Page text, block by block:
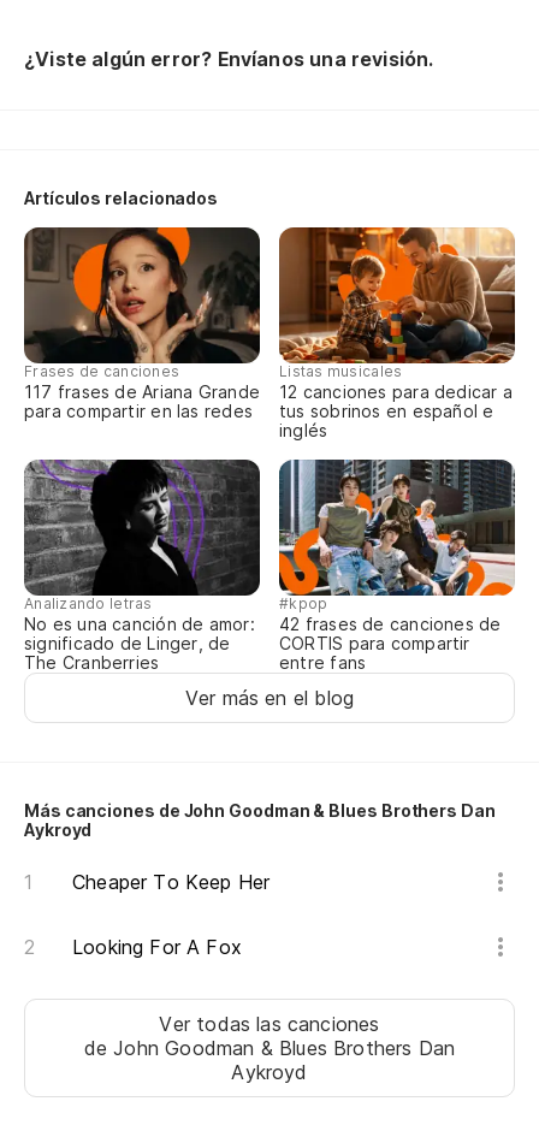
¿Viste algún error? Envíanos una revisión.
Artículos relacionados
Frases de canciones
117 frases de Ariana Grande
para compartir en las redes
Listas musicales
12 canciones para dedicar a
tus sobrinos en español e
inglés
Analizando letras
No es una canción de amor:
significado de Linger, de
The Cranberries
#kpop
42 frases de canciones de
CORTIS para compartir
entre fans
Ver más en el blog
Más canciones de John Goodman & Blues Brothers Dan
Aykroyd
Cheaper To Keep Her
Looking For A Fox
Ver todas las canciones
de John Goodman & Blues Brothers Dan
Aykroyd